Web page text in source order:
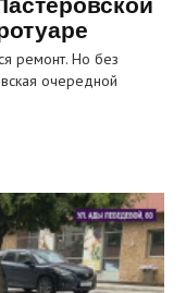
ремонт. Но без
очередной